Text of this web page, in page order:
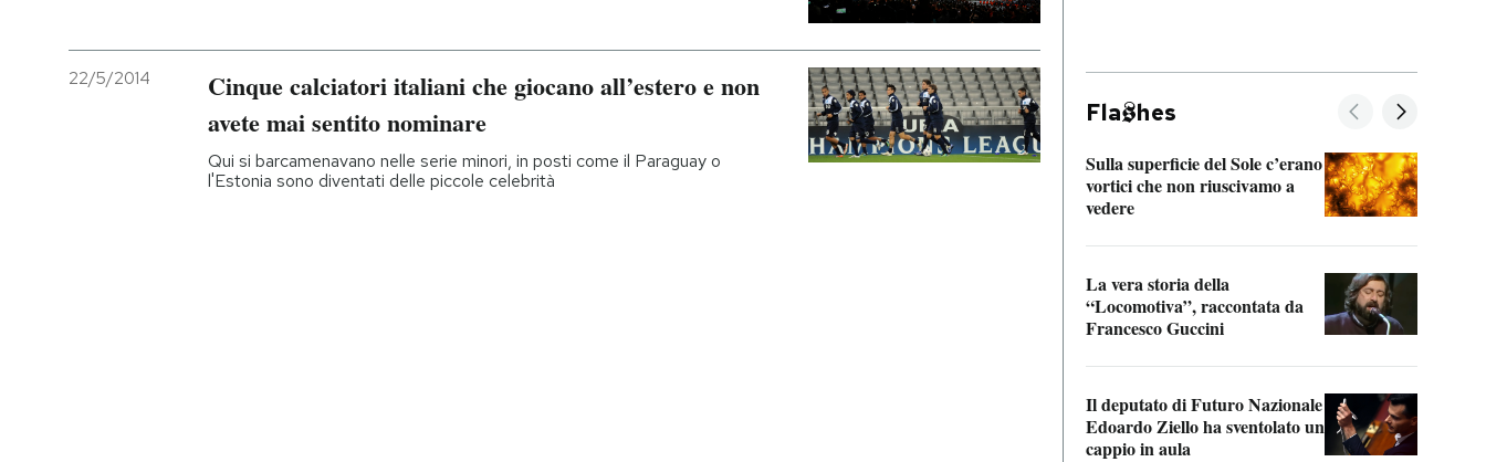
22/5/2014
Cinque calciatori italiani che giocano all’estero e non
avete mai sentito nominare
Qui si barcamenavano nelle serie minori, in posti come il Paraguay o
l'Estonia sono diventati delle piccole celebrità
Fla hes
Sulla superficie del Sole c’erano
vortici che non riuscivamo a
vedere
La vera storia della
“Locomotiva”, raccontata da
Francesco Guccini
Il deputato di Futuro Nazionale
Edoardo Ziello ha sventolato un
cappio in aula